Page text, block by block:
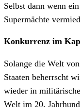
Selbst dann wenn
Supermächte
Konkurrenz im
Solange die Welt
Staaten beherrscht
wieder in
Welt im 20.